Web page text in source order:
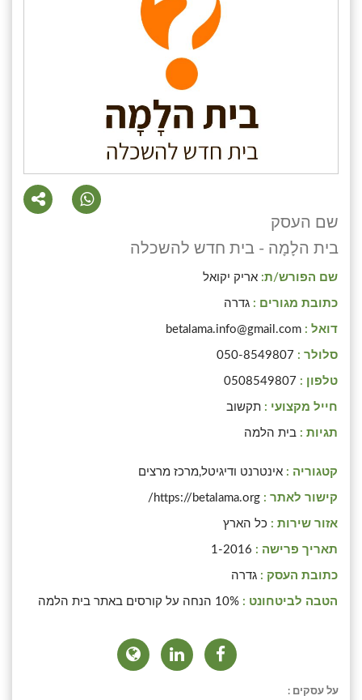
שם העסק
בית הלָמָה - בית חדש להשכלה
שם הפורש/ת: אריק יקואל
כתובת מגורים : גדרה
דואל : betalama.info@gmail.com
סלולר : 050-8549807
טלפון : 0508549807
חייל מקצועי : תקשוב
תגיות : בית הלמה
קטגוריה : אינטרנט ודיגיטל,מרכז מרצים
קישור לאתר : https://betalama.org/
אזור שירות : כל הארץ
תאריך פרישה : 1-2016
כתובת העסק : גדרה
הטבה לביטחונט : 10% הנחה על קורסים באתר בית הלמה
על עסקים :